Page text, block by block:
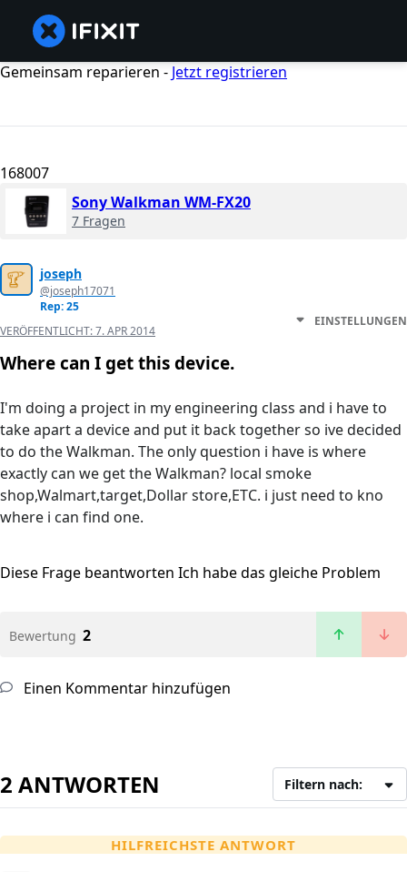
Gemeinsam reparieren - Jetzt registrieren
168007
Sony Walkman WM-FX20
7 Fragen
joseph
@joseph17071
Rep: 25
VERÖFFENTLICHT:7. APR 2014
EINSTELLUNGEN
Where can I get this device.
I'm doing a project in my engineering class and i have to
take apart a device and put it back together so ive decided
to do the Walkman. The only question i have is where
exactly can we get the Walkman? local smoke
shop,Walmart,target,Dollar store,ETC. i just need to kno
where i can find one.
Diese Frage beantworten Ich habe das gleiche Problem
Bewertung 2
Einen Kommentar hinzufügen
2 ANTWORTEN Filtern nach:
HILFREICHSTE ANTWORT